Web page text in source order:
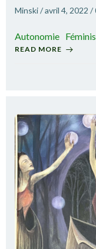
Minski/avril 4, 2022 /
Autonomie
READ MORE